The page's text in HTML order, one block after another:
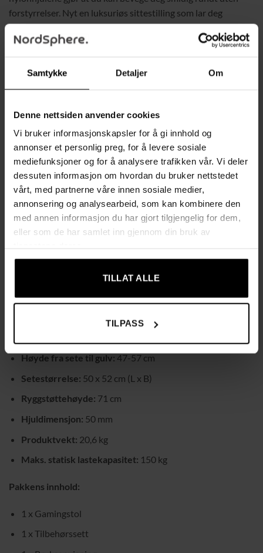
Samtykke Detaljer Om
Denne nettsiden anvender cookies
Vi bruker informasjonskapsler for å gi innhold og
annonser et personlig preg, for å levere sosiale
mediefunksjoner og for å analysere trafikken vår. Vi deler
dessuten informasjon om hvordan du bruker nettstedet
vårt, med partnerne våre innen sosiale medier,
annonsering og analysearbeid, som kan kombinere den
med annen informasjon du har gjort tilgjengelig for dem,
eller som de har samlet inn gjennom din bruk av
TILLAT ALLE
TILPASS
forstyrrelser. Nyt en luksuriøs sittestilling som lar deg
fokusere på oppgavene dine med maksimal komfort.
Stolen er utstyrt med en automatisk returcylinder som har
Sitteputen og ryggstøtten er polstret med høy kvalitet høy-
densitet skum som gir støtte uten å miste formen over tid.
Overflaten av slitesterkt, syntetisk lær er lett å rengjøre, noe
som gjør stolen ideell både for hjem og kontor.
Enkel montering og allsidig bruk
Monteringen er enkel og rask – bare stram skruene, så er
stolen klar til bruk. Med sin stilige design passer denne stolen
perfekt inn i ethvert rom, enten du bruker den som en
Farge:Svart & Grå
Høy-densitet skum, nylon, stål, PU
Høyde fra sete til gulv: 47-57 cm
Setestørrelse: 50 x 52 cm (L x B)
Ryggstøttehøyde: 71 cm
Hjuldimensjon: 50 mm
Produktvekt: 20,6 kg
Maks. statisk lastekapasitet: 150 kg
Pakkens innhold:
1 x Gamingstol
1 x Tilbehørssett